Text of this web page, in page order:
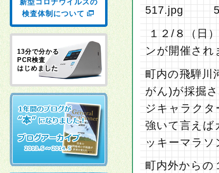
１２/８（日
ンが開催され
町内の飛騨川
がん)が採掘
ジキャラクタ
強いて言えば
ッキーマラソ
町内外からの
検査体制について
13分で分かる
PCR検査
はじめました